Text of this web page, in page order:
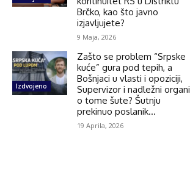
Brčko, kao što javno
izjavljujete?
9 Maja, 2026
Izdvojeno
Zašto se problem “Srpske
kuće” gura pod tepih, a
Bošnjaci u vlasti i opoziciji,
Supervizor i nadležni organi
o tome šute? Šutnju
prekinuo poslanik...
19 Aprila, 2026